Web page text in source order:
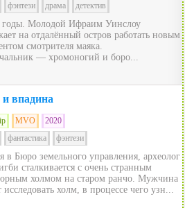
фэнтези драма детектив
годы. Молодой Ифраим Уинслоу
на отдалённый остров работать новым
смотрителя маяка.
— хромоногий и боро...
впадина
MVO
2020
фантастика фэнтези
в Бюро земельного управления, археолог
сталкивается с очень странным
холмом на старом ранчо. Мужчина
исследовать холм, в процессе чего узн...